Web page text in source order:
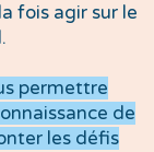
fois agir sur le
permettre
de
les défis